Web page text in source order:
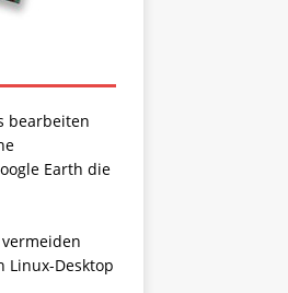
bearbeiten
Earth die
Linux-Desktop